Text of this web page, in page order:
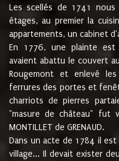
Les scellés de 1741
étages, au premier la
appartements, un cabinet
En 1776, une plainte
avaient abattu le couvert
Rougemont et enlevé
ferrures des portes et
charriots de pierres
"masure de château" fut
MONTILLET de GRENAUD.
Dans un acte de 1784 il
village... Il devait exister